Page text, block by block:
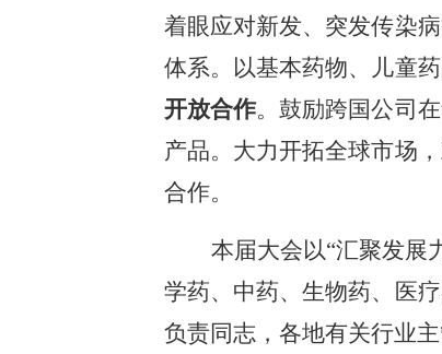
着眼应对新发、突发传染
体系。以基本药物、儿童
开放合作。鼓励跨国公司
产品。大力开拓全球市场
合作。
本届大会以“汇聚发展
学药、中药、生物药、医
负责同志，各地有关行业